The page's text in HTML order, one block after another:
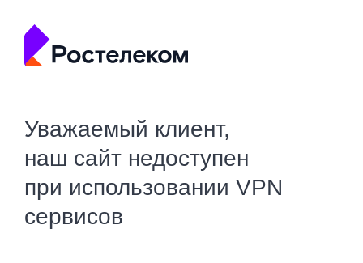
Уважаемый клиент,
наш сайт недоступен
при использовании VPN
сервисов